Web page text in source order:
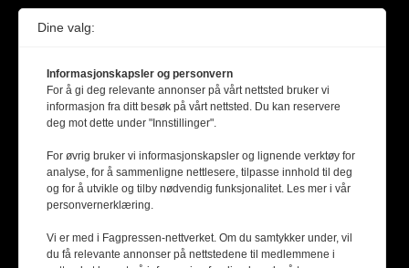
Dine valg:
Informasjonskapsler og personvern
For å gi deg relevante annonser på vårt nettsted bruker vi
informasjon fra ditt besøk på vårt nettsted. Du kan reservere
deg mot dette under "Innstillinger".
For øvrig bruker vi informasjonskapsler og lignende verktøy for
analyse, for å sammenligne nettlesere, tilpasse innhold til deg
og for å utvikle og tilby nødvendig funksjonalitet. Les mer i vår
personvernerklæring.
Vi er med i Fagpressen-nettverket. Om du samtykker under, vil
du få relevante annonser på nettstedene til medlemmene i